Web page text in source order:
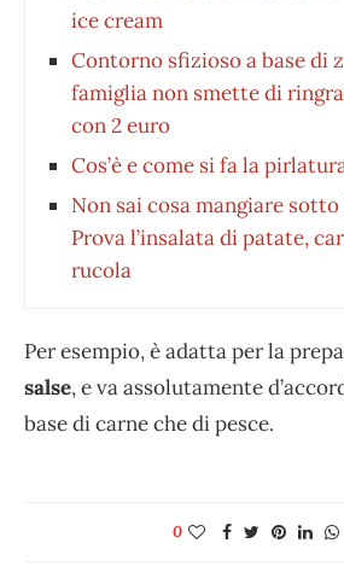
ice cream
Contorno sfizioso a base di
famiglia non smette di
con 2 euro
Cos’è e come si fa la
Non sai cosa mangiare sotto
Prova l’insalata di patate,
rucola
Per esempio, è adatta per la
salse, e va assolutamente
base di carne che di pesce.
0